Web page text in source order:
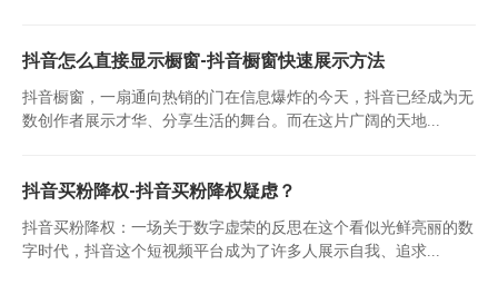
抖音怎么直接显示橱窗-抖音橱窗快速展示方法
抖音橱窗，一扇通向热销的门在信息爆炸的今天，抖音已经成为无
数创作者展示才华、分享生活的舞台。而在这片广阔的天地...
抖音买粉降权-抖音买粉降权疑虑？
抖音买粉降权：一场关于数字虚荣的反思在这个看似光鲜亮丽的数
字时代，抖音这个短视频平台成为了许多人展示自我、追求...